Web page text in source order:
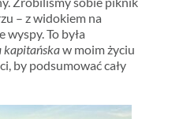
– z widokiem na
To była
kapitańskaw moim życiu
by podsumować cały